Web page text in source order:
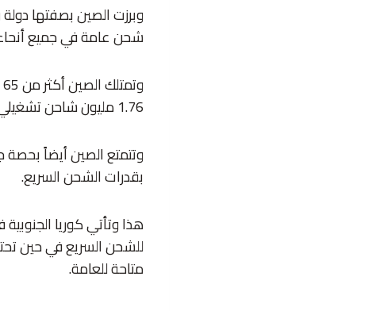
شحن عامة في جميع أنحاء
1.76 مليون شاحن تشغيلي للسيارات الكهربائية وفقاً لبيانات وكالة الطاقة الدولية.
بقدرات الشحن السريع.
متاحة للعامة.